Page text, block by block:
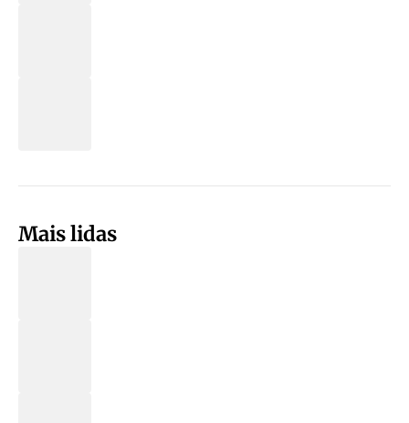
Mais lidas